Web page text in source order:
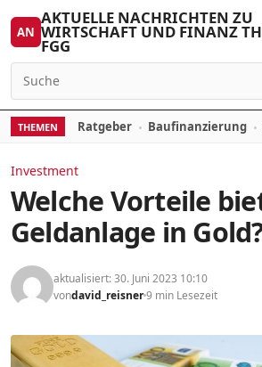
Zum Inhalt springen
AN
AKTUELLE NACHRICHTEN ZU
WIRTSCHAFT UND FINANZ
FGG
Suchen nach:
THEMEN Ratgeber Baufinanzierung
Investment
Welche Vorteile
Geldanlage in
aktualisiert: 30. Juni 2023 10:10
vondavid_reisner9 min Lesezeit